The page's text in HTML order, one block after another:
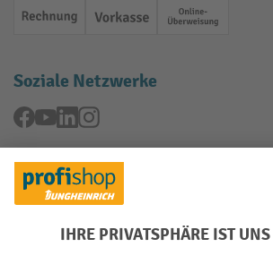
Rechnung Vorkasse Online-
Soziale Netzwerke
Facebook
YouTubeLinkedIn
Rücknahme-Services
Elektrogeräte Rückname